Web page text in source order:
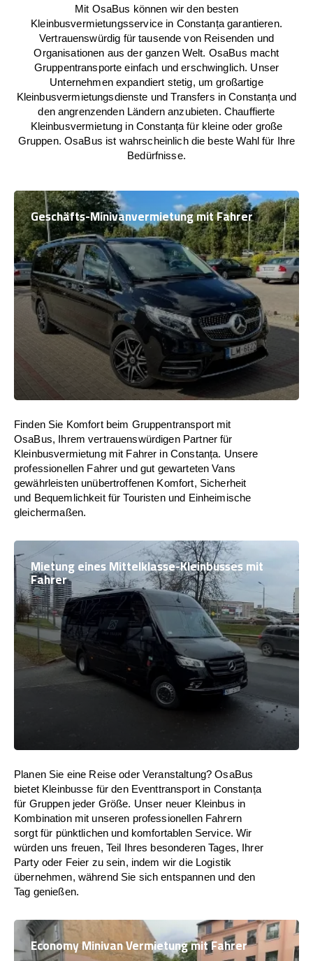
Mit OsaBus können wir den besten
Kleinbusvermietungsservice in Constanța garantieren.
Vertrauenswürdig für tausende von Reisenden und
Organisationen aus der ganzen Welt. OsaBus macht
Gruppentransporte einfach und erschwinglich. Unser
Unternehmen expandiert stetig, um großartige
Kleinbusvermietungsdienste und Transfers in Constanța und
den angrenzenden Ländern anzubieten. Chauffierte
Kleinbusvermietung in Constanța für kleine oder große
Gruppen. OsaBus ist wahrscheinlich die beste Wahl für Ihre
Bedürfnisse.
Geschäfts-Minivanvermietung mit Fahrer
Finden Sie Komfort beim Gruppentransport mit
OsaBus, Ihrem vertrauenswürdigen Partner für
Kleinbusvermietung mit Fahrer in Constanța. Unsere
professionellen Fahrer und gut gewarteten Vans
gewährleisten unübertroffenen Komfort, Sicherheit
und Bequemlichkeit für Touristen und Einheimische
gleichermaßen.
Mietung eines Mittelklasse-Kleinbusses mit
Fahrer
Planen Sie eine Reise oder Veranstaltung? OsaBus
bietet Kleinbusse für den Eventtransport in Constanța
für Gruppen jeder Größe. Unser neuer Kleinbus in
Kombination mit unseren professionellen Fahrern
sorgt für pünktlichen und komfortablen Service. Wir
würden uns freuen, Teil Ihres besonderen Tages, Ihrer
Party oder Feier zu sein, indem wir die Logistik
übernehmen, während Sie sich entspannen und den
Tag genießen.
Economy Minivan Vermietung mit Fahrer